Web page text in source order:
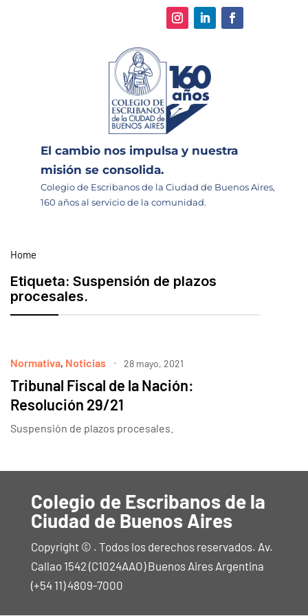
El cambio nos impulsa y nuestra
misión se consolida.
Colegio de Escribanos de la Ciudad de Buenos Aires,
160 años al servicio de la comunidad.
Home
Etiqueta: Suspensión de plazos
procesales.
Normativa, Noticias 28 mayo, 2021
Tribunal Fiscal de la Nación:
Resolución 29/21
Suspensión de plazos procesales.
Colegio de Escribanos de la
Ciudad de Buenos Aires
Copyright © . Todos los derechos reservados. Av.
Callao 1542 (C1024AAO) Buenos Aires Argentina
(+54 11) 4809-7000